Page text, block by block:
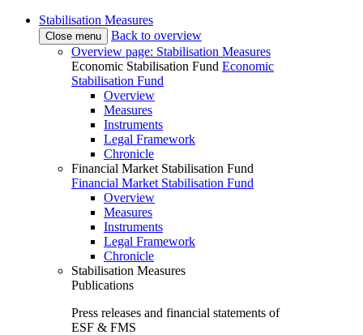
Stabilisation Measures
Close menu
Back to overview
Overview page: Stabilisation Measures
Economic Stabilisation Fund Economic
Stabilisation Fund
Overview
Measures
Instruments
Legal Framework
Chronicle
Financial Market Stabilisation Fund
Financial Market Stabilisation Fund
Overview
Measures
Instruments
Legal Framework
Chronicle
Stabilisation Measures
Publications
Press releases and financial statements of
ESF & FMS